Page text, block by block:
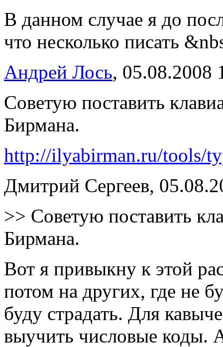
В данном случае я до
что несколько писать
Андрей Лось, 05.08.2008
Советую поставить
Бирмана.
http://ilyabirman.ru/tools/
Дмитрий Сергеев,
>> Советую поставить
Бирмана.
Вот я привыкну к этой
потом на других, где не
буду страдать. Для
выучить числовые коды.